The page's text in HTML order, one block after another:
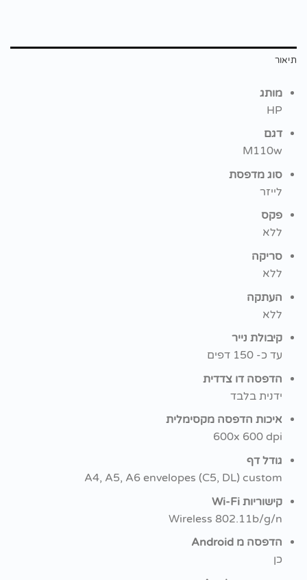
תיאור
מותג
HP
דגם
M110w
סוג מדפסת
לייזר
פקס
ללא
סריקה
ללא
העתקה
ללא
קיבולת נייר
עד כ- 150 דפים
הדפסה דו צדדית
ידנית בלבד
איכות הדפסה מקסימלית
600x 600 dpi
גודל דף
A4, A5, A6 envelopes (C5, DL) custom
קישוריות Wi-Fi
Wireless 802.11b/g/n
הדפסה מ Android
כן